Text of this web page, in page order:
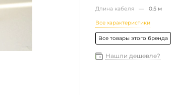
Длина кабеля —0.5 м
Все характеристики
Все товары этого бренда
Нашли дешевле?